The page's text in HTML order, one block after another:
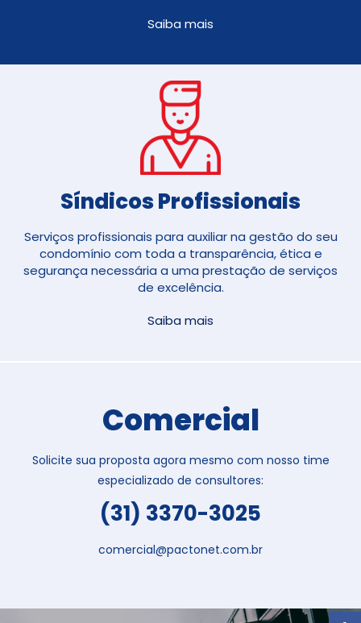
Saiba mais
Síndicos Profissionais
Serviços profissionais para auxiliar na gestão do seu
condomínio com toda a transparência, ética e
segurança necessária a uma prestação de serviços
de excelência.
Saiba mais
Comercial
Solicite sua proposta agora mesmo com nosso time
especializado de consultores:
(31) 3370-3025
comercial@pactonet.com.br